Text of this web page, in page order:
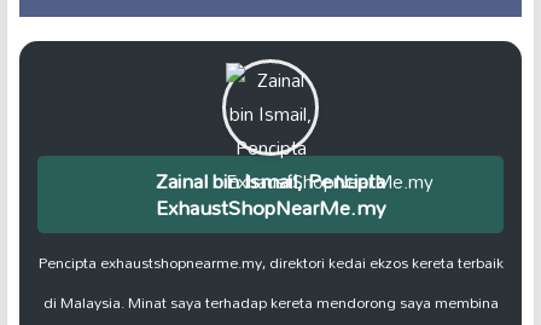
Zainal bin Ismail, Pencipta
ExhaustShopNearMe.my
Pencipta exhaustshopnearme.my, direktori kedai ekzos kereta terbaik
di Malaysia. Minat saya terhadap kereta mendorong saya membina